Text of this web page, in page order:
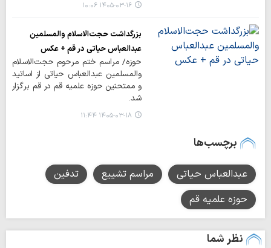
۱۴۰۵-۰۳-۱۶ ۱۰:۰۶
بزرگداشت حجت‌الاسلام والمسلمین
عبدالعباس حیاتی در قم + عکس
حوزه/ مراسم ختم مرحوم حجت‌الاسلام
والمسلمین عبدالعباس حیاتی از اساتید
و ممتحنین حوزه علمیه قم در قم برگزار
شد.
۱۴۰۵-۰۳-۱۸ ۱۱:۴۴
برچسب‌ها
عبدالعباس حیاتی مراسم تشییع
تدفین
حوزه‌ علمیه قم
نظر شما